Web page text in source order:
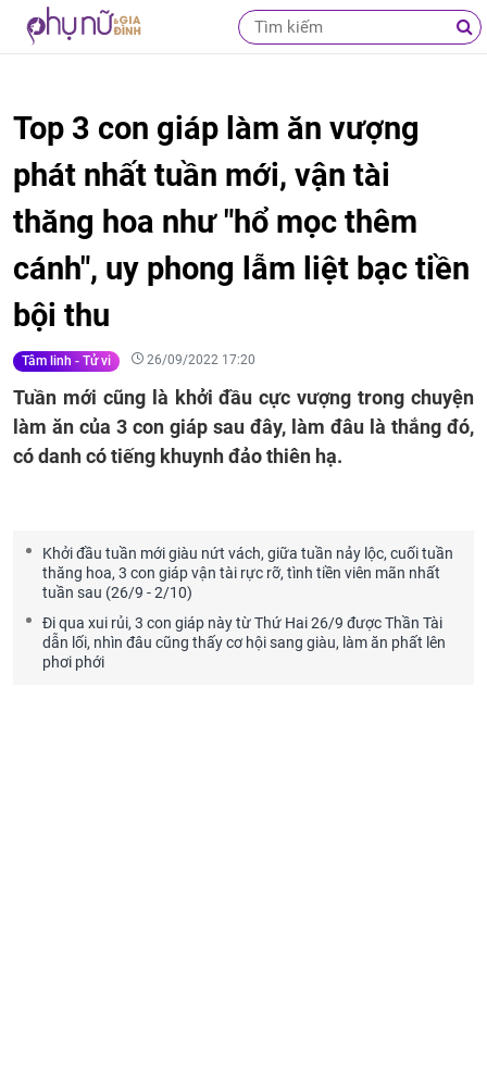
Top 3 con giáp làm ăn vượng
phát nhất tuần mới, vận tài
thăng hoa như "hổ mọc thêm
cánh", uy phong lẫm liệt bạc tiền
bội thu
Tâm linh - Tử vi 26/09/2022 17:20
Tuần mới cũng là khởi đầu cực vượng trong chuyện
làm ăn của 3 con giáp sau đây, làm đâu là thắng đó,
có danh có tiếng khuynh đảo thiên hạ.
Khởi đầu tuần mới giàu nứt vách, giữa tuần nảy lộc, cuối tuần
thăng hoa, 3 con giáp vận tài rực rỡ, tình tiền viên mãn nhất
tuần sau (26/9 - 2/10)
Đi qua xui rủi, 3 con giáp này từ Thứ Hai 26/9 được Thần Tài
dẫn lối, nhìn đâu cũng thấy cơ hội sang giàu, làm ăn phất lên
phơi phới